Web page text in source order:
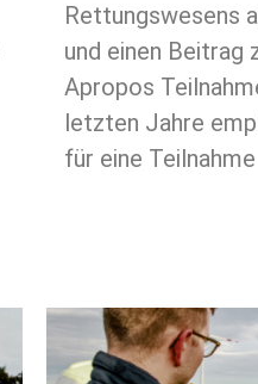
Rettungswesens
und einen Beitrag
Apropos
letzten Jahre
für eine